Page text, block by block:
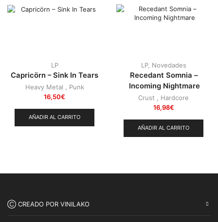
Punk(146)
LP
Capricörn – Sink In Tears
Heavy Metal
Punk
16,50€
AÑADIR AL CARRITO
LP, Novedades
Recedant Somnia –
Incoming Nightmare
Crust
Hardcore
16,98€
AÑADIR AL CARRITO
Ⓒ CREADO POR VINILAKO